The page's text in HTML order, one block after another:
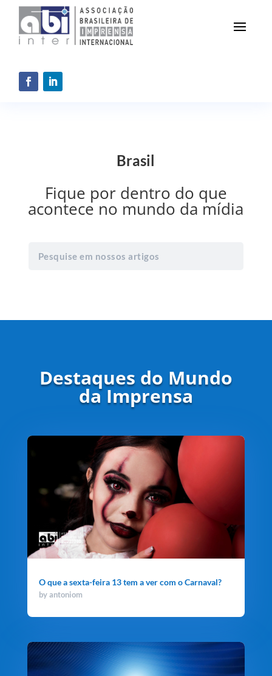
Brasil
Fique por dentro do que
acontece no mundo da mídia
Destaques do Mundo
da Imprensa
O que a sexta-feira 13 tem a ver com o Carnaval?
byantoniom